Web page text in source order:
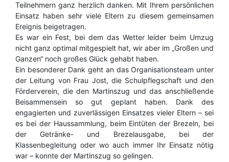
Teilnehmern ganz herzlich danken. Mit Ihrem persönlichen
Einsatz haben sehr viele Eltern zu diesem gemeinsamen
Ereignis beigetragen.
Es war ein Fest, bei dem das Wetter leider beim Umzug
nicht ganz optimal mitgespielt hat, wir aber im „Großen und
Ganzen“ noch großes Glück gehabt haben.
Ein besonderer Dank geht an das Organisationsteam unter
der Leitung von Frau Jost, die Schulpflegschaft und den
Förderverein, die den Martinszug und das anschließende
Beisammensein so gut geplant haben. Dank des
engagierten und zuverlässigen Einsatzes vieler Eltern – sei
es bei der Haussammlung, beim Eintüten der Brezeln, bei
der Getränke- und Brezelausgabe, bei der
Klassenbegleitung oder wo auch immer Ihr Einsatz nötig
war – konnte der Martinszug so gelingen.